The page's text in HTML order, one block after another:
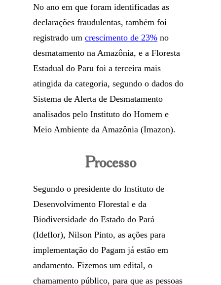
No ano em que foram identificadas as
declarações fraudulentas, também foi
registrado umcrescimento de 23% no
desmatamento na Amazônia, e a Floresta
Estadual do Paru foi a terceira mais
atingida da categoria, segundo o dados do
Sistema de Alerta de Desmatamento
analisados pelo Instituto do Homem e
Meio Ambiente da Amazônia (Imazon).
Processo
Segundo o presidente do Instituto de
Desenvolvimento Florestal e da
Biodiversidade do Estado do Pará
(Ideflor), Nilson Pinto, as ações para
implementação do Pagam já estão em
andamento. Fizemos um edital, o
chamamento público, para que as pessoas